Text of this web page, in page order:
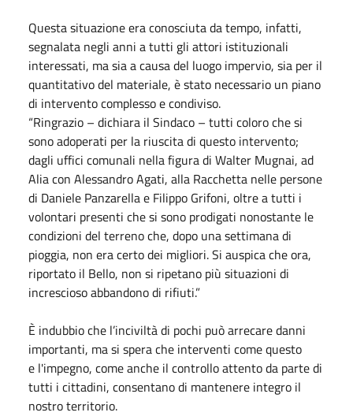
Questa situazione era conosciuta da tempo, infatti,
segnalata negli anni a tutti gli attori istituzionali
interessati, ma sia a causa del luogo impervio, sia per il
quantitativo del materiale, è stato necessario un piano
di intervento complesso e condiviso.
“Ringrazio – dichiara il Sindaco – tutti coloro che si
sono adoperati per la riuscita di questo intervento;
dagli uffici comunali nella figura di Walter Mugnai, ad
Alia con Alessandro Agati, alla Racchetta nelle persone
di Daniele Panzarella e Filippo Grifoni, oltre a tutti i
volontari presenti che si sono prodigati nonostante le
condizioni del terreno che, dopo una settimana di
pioggia, non era certo dei migliori. Si auspica che ora,
riportato il Bello, non si ripetano più situazioni di
increscioso abbandono di rifiuti.”
È indubbio che l’inciviltà di pochi può arrecare danni
importanti, ma si spera che interventi come questo
e l'impegno, come anche il controllo attento da parte di
tutti i cittadini, consentano di mantenere integro il
nostro territorio.